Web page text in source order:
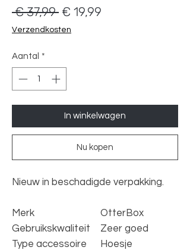
€ 37,99 Normale
prijs
€ 19,99
Verzendkosten
Aantal *
In winkelwagen
Nu kopen
Nieuw in beschadigde verpakking.
Merk
OtterBox
Gebruikskwaliteit
Zeer goed
Type accessoire
Hoesje